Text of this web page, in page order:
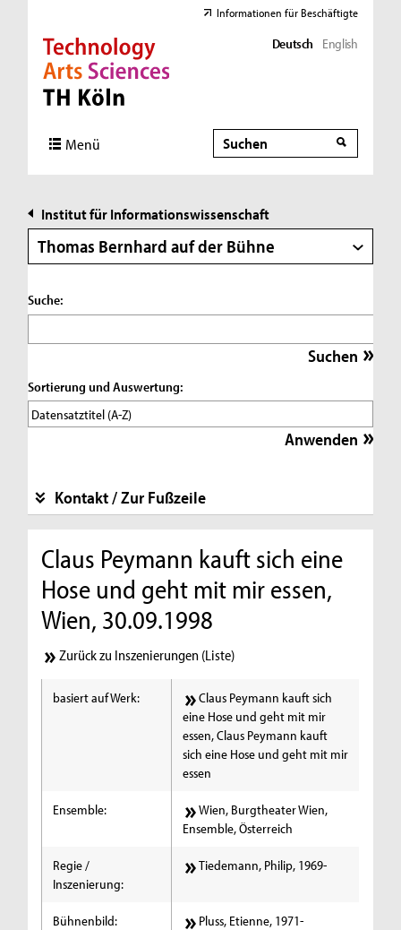
Direkt zur Hauptnavigation
Direkt zur Subnavigation
Direkt zum Inhalt
Direkt zum Fußbereich
Informationen für Beschäftigte
Deutsch English
Menü Suche
Suche
Institut für Informationswissenschaft
Thomas Bernhard auf der Bühne
Suche:
Sortierung und Auswertung:
Kontakt / Zur Fußzeile
Claus Peymann kauft sich eine
Hose und geht mit mir essen,
Wien, 30.09.1998
Zurück zu Inszenierungen (Liste)
basiert auf Werk:
Claus Peymann kauft sich
eine Hose und geht mit mir
essen, Claus Peymann kauft
sich eine Hose und geht mit mir
essen
Ensemble:
Wien, Burgtheater Wien,
Ensemble, Österreich
Regie /
Inszenierung:
Tiedemann, Philip, 1969-
Bühnenbild: Pluss, Etienne, 1971-